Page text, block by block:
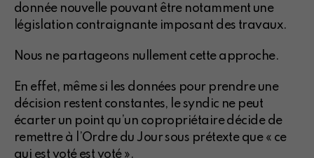
donnée nouvelle pouvant être notamment une
législation contraignante imposant des travaux.
Nous ne partageons nullement cette approche.
En effet, même si les données pour prendre une
décision restent constantes, le syndic ne peut
écarter un point qu’un copropriétaire décide de
remettre à l’Ordre du Jour sous prétexte que « ce
qui est voté est voté ».